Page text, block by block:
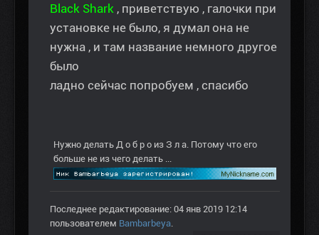
Black Shark , приветствую , галочки при
установке не было, я думал она не
нужна , и там название немного другое
было
ладно сейчас попробуем , спасибо
Нужно делать Д о б р о из З л а. Потому что его
больше не из чего делать ...
Последнее редактирование: 04 янв 2019 12:14
пользователем Bambarbeya